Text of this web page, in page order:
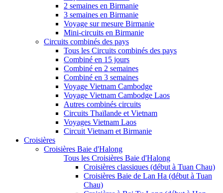
2 semaines en Birmanie
3 semaines en Birmanie
Voyage sur mesure Birmanie
Mini-circuits en Birmanie
Circuits combinés des pays
Tous les Circuits combinés des pays
Combiné en 15 jours
Combiné en 2 semaines
Combiné en 3 semaines
Voyage Vietnam Cambodge
Voyage Vietnam Cambodge Laos
Autres combinés circuits
Circuits Thaïlande et Vietnam
Voyages Vietnam Laos
Circuit Vietnam et Birmanie
Croisières
Croisières Baie d'Halong
Tous les Croisières Baie d'Halong
Croisières classiques (début à Tuan Chau)
Croisières Baie de Lan Ha (début à Tuan
Chau)